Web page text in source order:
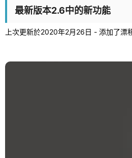
最新版本2.6中的新功能
上次更新於2020年2月26日 - 添加了漂